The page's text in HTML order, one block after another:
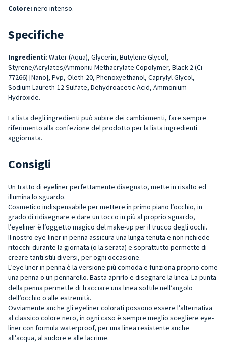
Colore: nero intenso.
Specifiche
Ingredienti: Water (Aqua), Glycerin, Butylene Glycol,
Styrene/Acrylates/Ammoniu Methacrylate Copolymer, Black 2 (Ci
77266) [Nano], Pvp, Oleth-20, Phenoxyethanol, Caprylyl Glycol,
Sodium Laureth-12 Sulfate, Dehydroacetic Acid, Ammonium
Hydroxide.
La lista degli ingredienti può subire dei cambiamenti, fare sempre
riferimento alla confezione del prodotto per la lista ingredienti
aggiornata.
Consigli
Un tratto di eyeliner perfettamente disegnato, mette in risalto ed
illumina lo sguardo.
Cosmetico indispensabile per mettere in primo piano l’occhio, in
grado di ridisegnare e dare un tocco in più al proprio sguardo,
l’eyeliner è l’oggetto magico del make-up per il trucco degli occhi.
Il nostro eye-liner in penna assicura una lunga tenuta e non richiede
ritocchi durante la giornata (o la serata) e soprattutto permette di
creare tanti stili diversi, per ogni occasione.
L’eye liner in penna è la versione più comoda e funziona proprio come
una penna o un pennarello. Basta aprirlo e disegnare la linea. La punta
della penna permette di tracciare una linea sottile nell’angolo
dell’occhio o alle estremità.
Ovviamente anche gli eyeliner colorati possono essere l’alternativa
al classico colore nero, in ogni caso è sempre meglio scegliere eye-
liner con formula waterproof, per una linea resistente anche
all’acqua, al sudore e alle lacrime.